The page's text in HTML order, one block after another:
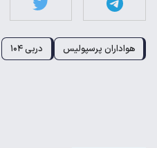
هواداران پرسپولیس دربی ۱۰۴